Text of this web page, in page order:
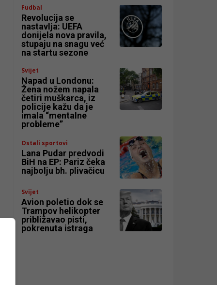
Fudbal
Revolucija se
nastavlja: UEFA
donijela nova pravila,
stupaju na snagu već
na startu sezone
Svijet
Napad u Londonu:
Žena nožem napala
četiri muškarca, iz
policije kažu da je
imala “mentalne
probleme”
Ostali sportovi
Lana Pudar predvodi
BiH na EP: Pariz čeka
najbolju bh. plivačicu
Svijet
Avion poletio dok se
Trampov helikopter
približavao pisti,
pokrenuta istraga